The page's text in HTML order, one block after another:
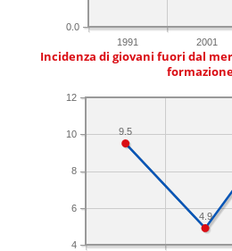
1991 2001
0.0
Incidenza di giovani fuori dal
4
6
8
10
12
4.9
9.5